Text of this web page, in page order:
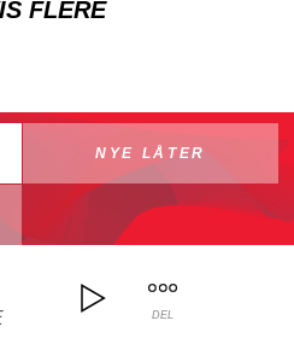
FLERE
NYE LÅTER
DEL